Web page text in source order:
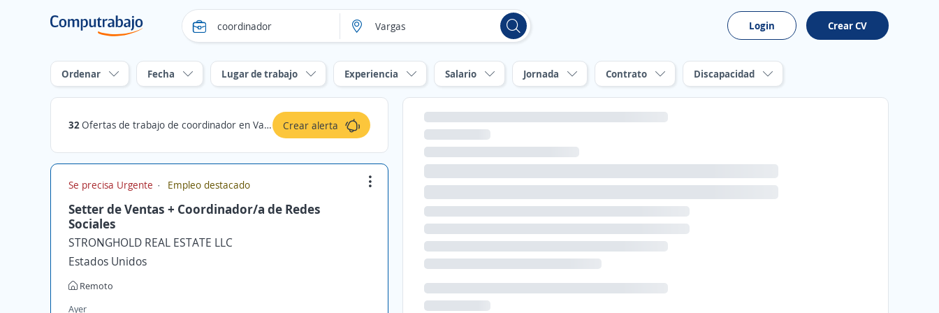
Login Crear CV
Ordenar Fecha Lugar de trabajo Experiencia Salario Jornada Contrato Discapacidad
32Ofertas de trabajo de coordinador en Vargas Crear alerta
Se precisa Urgente Empleo destacado
Setter de Ventas + Coordinador/a de Redes
Sociales
STRONGHOLD REAL ESTATE LLC
Estados Unidos
Remoto
Ayer